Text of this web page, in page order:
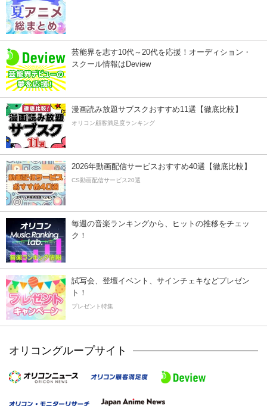
芸能界を志す10代～20代を応援！オーディション・
スクール情報はDeview
漫画読み放題サブスクおすすめ11選【徹底比較】
オリコン顧客満足度ランキング
2026年動画配信サービスおすすめ40選【徹底比較】
CS動画配信サービス20選
毎週の音楽ランキングから、ヒットの推移をチェッ
ク！
試写会、登壇イベント、サインチェキなどプレゼン
ト！
プレゼント特集
オリコングループサイト